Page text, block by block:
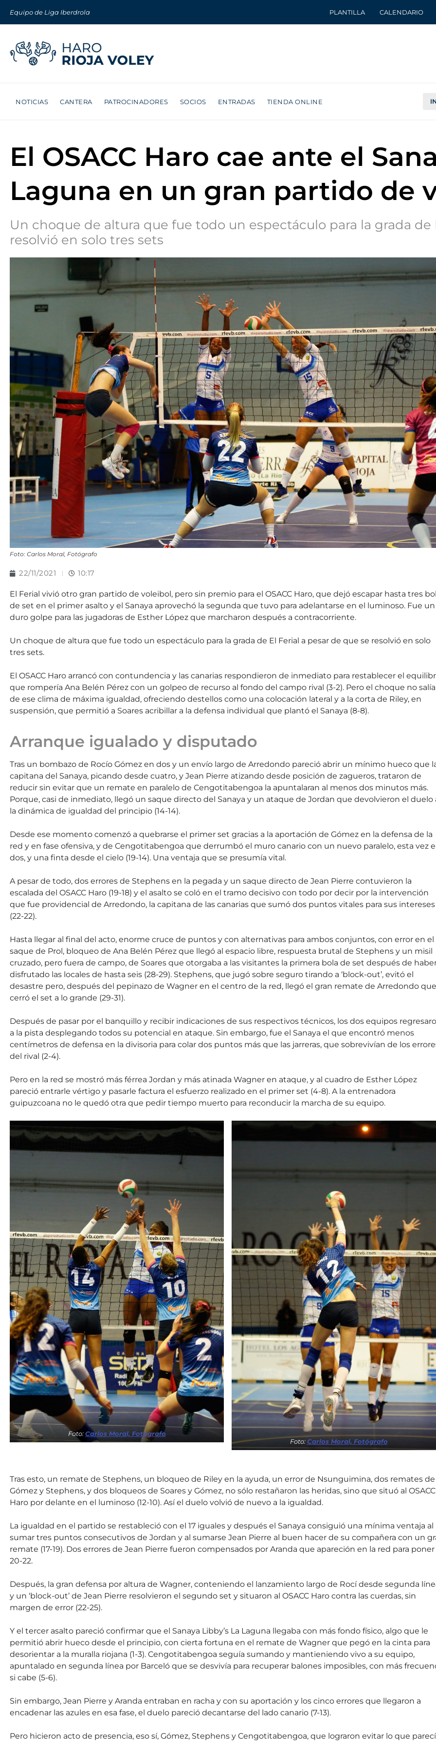
Equipo de Liga Iberdrola PLANTILLA CALENDARIO
NOTICIAS CANTERA PATROCINADORES SOCIOS ENTRADAS TIENDA ONLINE
El OSACC Haro cae ante el
Laguna en un gran partido de
Un choque de altura que fue todo un espectáculo para la grada de
resolvió en solo tres sets
Foto: Carlos Moral, Fotógrafo
22/11/2021 10:17
El Ferial vivió otro gran partido de voleibol, pero sin premio para el OSACC Haro, que dejó escapar hasta tres
de set en el primer asalto y el Sanaya aprovechó la segunda que tuvo para adelantarse en el luminoso. Fue un
duro golpe para las jugadoras de Esther López que marcharon después a contracorriente.
Un choque de altura que fue todo un espectáculo para la grada de El Ferial a pesar de que se resolvió en solo
tres sets.
El OSACC Haro arrancó con contundencia y las canarias respondieron de inmediato para restablecer el
que rompería Ana Belén Pérez con un golpeo de recurso al fondo del campo rival (3-2). Pero el choque no salía
de ese clima de máxima igualdad, ofreciendo destellos como una colocación lateral y a la corta de Riley, en
suspensión, que permitió a Soares acribillar a la defensa individual que plantó el Sanaya (8-8).
Arranque igualado y disputado
Tras un bombazo de Rocío Gómez en dos y un envío largo de Arredondo pareció abrir un mínimo hueco que
capitana del Sanaya, picando desde cuatro, y Jean Pierre atizando desde posición de zagueros, trataron de
reducir sin evitar que un remate en paralelo de Cengotitabengoa la apuntalaran al menos dos minutos más.
Porque, casi de inmediato, llegó un saque directo del Sanaya y un ataque de Jordan que devolvieron el duelo
la dinámica de igualdad del principio (14-14).
Desde ese momento comenzó a quebrarse el primer set gracias a la aportación de Gómez en la defensa de la
red y en fase ofensiva, y de Cengotitabengoa que derrumbó el muro canario con un nuevo paralelo, esta vez
dos, y una finta desde el cielo (19-14). Una ventaja que se presumía vital.
A pesar de todo, dos errores de Stephens en la pegada y un saque directo de Jean Pierre contuvieron la
escalada del OSACC Haro (19-18) y el asalto se coló en el tramo decisivo con todo por decir por la intervención
que fue providencial de Arredondo, la capitana de las canarias que sumó dos puntos vitales para sus intereses
(22-22).
Hasta llegar al final del acto, enorme cruce de puntos y con alternativas para ambos conjuntos, con error en el
saque de Prol, bloqueo de Ana Belén Pérez que llegó al espacio libre, respuesta brutal de Stephens y un misil
cruzado, pero fuera de campo, de Soares que otorgaba a las visitantes la primera bola de set después de
disfrutado las locales de hasta seis (28-29). Stephens, que jugó sobre seguro tirando a ‘block-out’, evitó el
desastre pero, después del pepinazo de Wagner en el centro de la red, llegó el gran remate de Arredondo que
cerró el set a lo grande (29-31).
Después de pasar por el banquillo y recibir indicaciones de sus respectivos técnicos, los dos equipos
a la pista desplegando todos su potencial en ataque. Sin embargo, fue el Sanaya el que encontró menos
centímetros de defensa en la divisoria para colar dos puntos más que las jarreras, que sobrevivían de los
del rival (2-4).
Pero en la red se mostró más férrea Jordan y más atinada Wagner en ataque, y al cuadro de Esther López
pareció entrarle vértigo y pasarle factura el esfuerzo realizado en el primer set (4-8). A la entrenadora
guipuzcoana no le quedó otra que pedir tiempo muerto para reconducir la marcha de su equipo.
Foto: Carlos Moral, Fotógrafo
Foto: Carlos Moral, Fotógrafo
Tras esto, un remate de Stephens, un bloqueo de Riley en la ayuda, un error de Nsunguimina, dos remates de
Gómez y Stephens, y dos bloqueos de Soares y Gómez, no sólo restañaron las heridas, sino que situó al OSACC
Haro por delante en el luminoso (12-10). Así el duelo volvió de nuevo a la igualdad.
La igualdad en el partido se restableció con el 17 iguales y después el Sanaya consiguió una mínima ventaja al
sumar tres puntos consecutivos de Jordan y al sumarse Jean Pierre al buen hacer de su compañera con un
remate (17-19). Dos errores de Jean Pierre fueron compensados por Aranda que apareción en la red para poner
20-22.
Después, la gran defensa por altura de Wagner, conteniendo el lanzamiento largo de Rocí desde segunda
y un ‘block-out’ de Jean Pierre resolvieron el segundo set y situaron al OSACC Haro contra las cuerdas, sin
margen de error (22-25).
Y el tercer asalto pareció confirmar que el Sanaya Libby’s La Laguna llegaba con más fondo físico, algo que le
permitió abrir hueco desde el principio, con cierta fortuna en el remate de Wagner que pegó en la cinta para
desorientar a la muralla riojana (1-3). Cengotitabengoa seguía sumando y mantieniendo vivo a su equipo,
apuntalado en segunda línea por Barceló que se desvivía para recuperar balones imposibles, con más
si cabe (5-6).
Sin embargo, Jean Pierre y Aranda entraban en racha y con su aportación y los cinco errores que llegaron a
encadenar las azules en esa fase, el duelo pareció decantarse del lado canario (7-13).
Pero hicieron acto de presencia, eso sí, Gómez, Stephens y Cengotitabengoa, que lograron evitar lo que